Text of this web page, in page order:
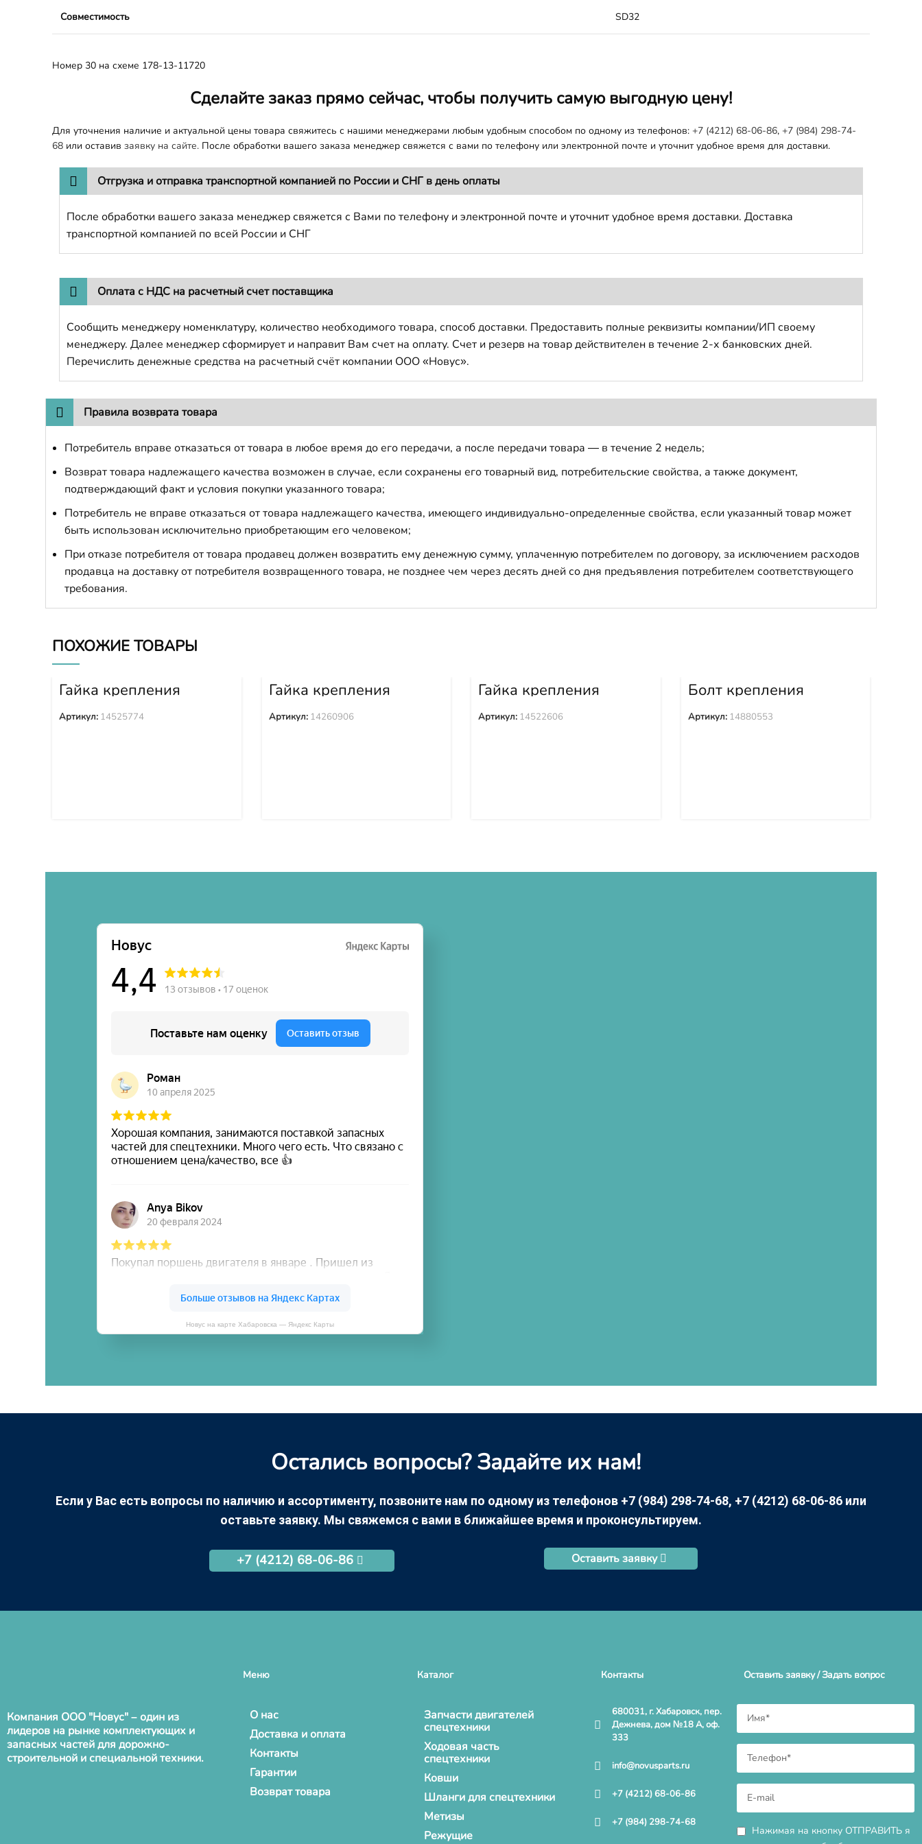
Совместимость SD32
Номер 30 на схеме 178-13-11720
Сделайте заказ прямо сейчас, чтобы получить самую выгодную цену!
Для уточнения наличие и актуальной цены товара свяжитесь с нашими менеджерами любым удобным способом по одному из телефонов: +7 (4212) 68-06-86, +7 (984) 298-74-
68 или оставив заявку на сайте. После обработки вашего заказа менеджер свяжется с вами по телефону или электронной почте и уточнит удобное время для доставки.
Отгрузка и отправка транспортной компанией по России и СНГ в день оплаты
После обработки вашего заказа менеджер свяжется с Вами по телефону и электронной почте и уточнит удобное время доставки. Доставка
транспортной компанией по всей России и СНГ
Оплата с НДС на расчетный счет поставщика
Сообщить менеджеру номенклатуру, количество необходимого товара, способ доставки. Предоставить полные реквизиты компании/ИП своему
менеджеру. Далее менеджер сформирует и направит Вам счет на оплату. Счет и резерв на товар действителен в течение 2-х банковских дней.
Перечислить денежные средства на расчетный счёт компании ООО «Новус».
Правила возврата товара
Потребитель вправе отказаться от товара в любое время до его передачи, а после передачи товара — в течение 2 недель;
Возврат товара надлежащего качества возможен в случае, если сохранены его товарный вид, потребительские свойства, а также документ,
подтверждающий факт и условия покупки указанного товара;
Потребитель не вправе отказаться от товара надлежащего качества, имеющего индивидуально-определенные свойства, если указанный товар может
быть использован исключительно приобретающим его человеком;
При отказе потребителя от товара продавец должен возвратить ему денежную сумму, уплаченную потребителем по договору, за исключением расходов
продавца на доставку от потребителя возвращенного товара, не позднее чем через десять дней со дня предъявления потребителем соответствующего
требования.
ПОХОЖИЕ ТОВАРЫ
Гайка крепления
башмака 14525774
Артикул: 14525774
Гайка крепления
башмака 14260906
Артикул: 14260906
Гайка крепления
башмака 14522606
Артикул: 14522606
Болт крепления
башмака 14880553
Артикул: 14880553
Новус на карте Хабаровска — Яндекс Карты
Остались вопросы? Задайте их нам!
Если у Вас есть вопросы по наличию и ассортименту, позвоните нам по одному из телефонов +7 (984) 298-74-68, +7 (4212) 68-06-86 или
оставьте заявку. Мы свяжемся с вами в ближайшее время и проконсультируем.
+7 (4212) 68-06-86 Оставить заявку
Компания ООО "Новус" – один из
лидеров на рынке комплектующих и
запасных частей для дорожно-
строительной и специальной техники.
Меню
О нас
Доставка и оплата
Контакты
Гарантии
Возврат товара
Каталог
Запчасти двигателей
спецтехники
Ходовая часть
спецтехники
Ковши
Шланги для спецтехники
Метизы
Режущие
Контакты
680031, г. Хабаровск, пер.
Дежнева, дом №18 А, оф.
333
info@novusparts.ru
+7 (4212) 68-06-86
+7 (984) 298-74-68
Оставить заявку / Задать вопрос
Нажимая на кнопку ОТПРАВИТЬ я